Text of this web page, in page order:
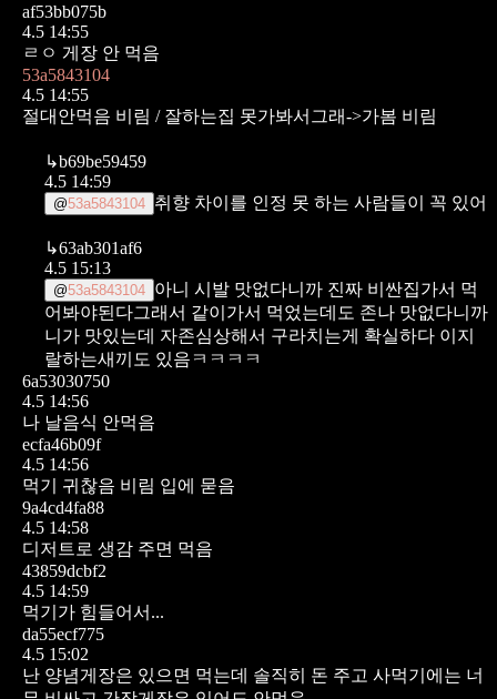
af53bb075b
4.5 14:55
ㄹㅇ 게장 안 먹음
53a5843104
4.5 14:55
절대안먹음 비림 / 잘하는집 못가봐서그래->가봄 비림
↳b69be59459
4.5 14:59
@53a5843104 취향 차이를 인정 못 하는 사람들이 꼭 있어
↳63ab301af6
4.5 15:13
@53a5843104 아니 시발 맛없다니까 진짜 비싼집가서 먹
어봐야된다그래서 같이가서 먹었는데도 존나 맛없다니까
니가 맛있는데 자존심상해서 구라치는게 확실하다 이지
랄하는새끼도 있음ㅋㅋㅋㅋ
6a53030750
4.5 14:56
나 날음식 안먹음
ecfa46b09f
4.5 14:56
먹기 귀찮음 비림 입에 묻음
9a4cd4fa88
4.5 14:58
디저트로 생감 주면 먹음
43859dcbf2
4.5 14:59
먹기가 힘들어서...
da55ecf775
4.5 15:02
난 양념게장은 있으면 먹는데 솔직히 돈 주고 사먹기에는 너